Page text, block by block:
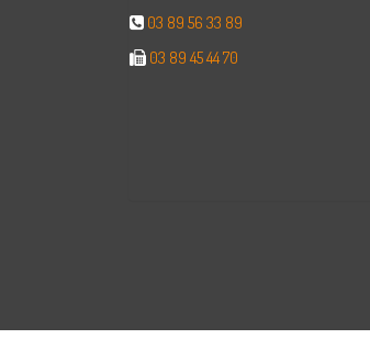
03 89 56 33 89
03 89 45 44 70